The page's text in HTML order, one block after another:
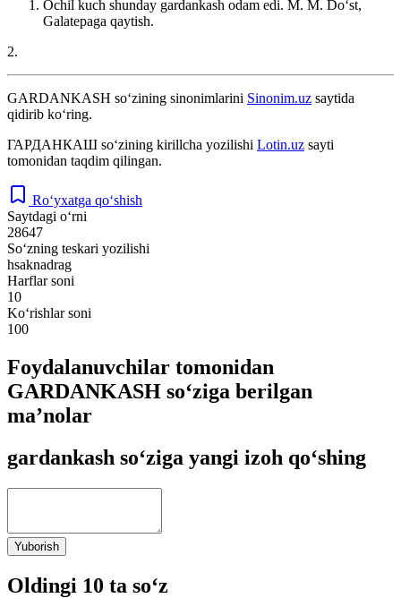
Ochil kuch shunday gardankash odam edi. M. M. Doʻst,
Galatepaga qaytish.
2.
GARDANKASH so‘zining sinonimlarini Sinonim.uz saytida
qidirib ko‘ring.
ГАРДАНКАШ so‘zining kirillcha yozilishi Lotin.uz sayti
tomonidan taqdim qilingan.
Ro‘yxatga qo‘shish
Saytdagi o‘rni
28647
So‘zning teskari yozilishi
hsaknadrag
Harflar soni
10
Ko‘rishlar soni
100
Foydalanuvchilar tomonidan
GARDANKASH so‘ziga berilgan
ma’nolar
gardankash so‘ziga yangi izoh qo‘shing
Yuborish
Oldingi 10 ta so‘z